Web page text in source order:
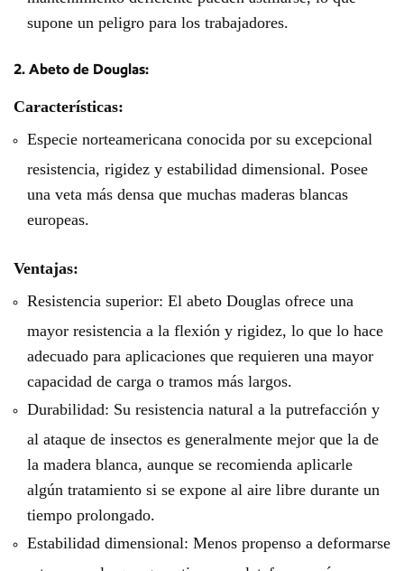
supone un peligro para los trabajadores.
2. Abeto de Douglas:
Características:
Especie norteamericana conocida por su excepcional
resistencia, rigidez y estabilidad dimensional. Posee
una veta más densa que muchas maderas blancas
europeas.
Ventajas:
Resistencia superior: El abeto Douglas ofrece una
mayor resistencia a la flexión y rigidez, lo que lo hace
adecuado para aplicaciones que requieren una mayor
capacidad de carga o tramos más largos.
Durabilidad: Su resistencia natural a la putrefacción y
al ataque de insectos es generalmente mejor que la de
la madera blanca, aunque se recomienda aplicarle
algún tratamiento si se expone al aire libre durante un
tiempo prolongado.
Estabilidad dimensional: Menos propenso a deformarse